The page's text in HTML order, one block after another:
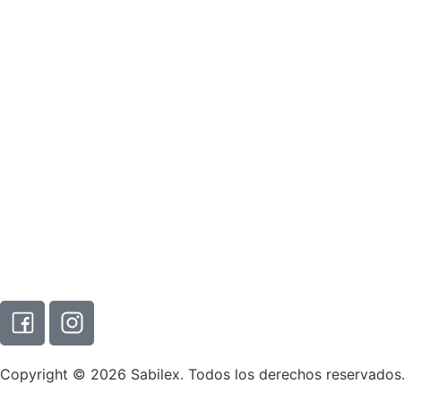
Copyright © 2026 Sabilex. Todos los derechos reservados.